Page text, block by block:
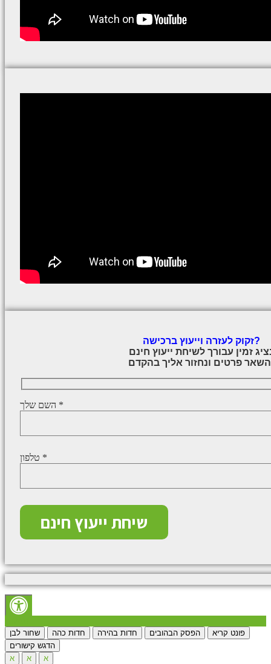
זקוק לעזרה וייעוץ ברכישה?
זמין עבורך לשיחת ייעוץ חינם
השם שלך *
טלפון *
שחור לבן חדות כהה חדות בהירה הפסק הבהובים
פונט קריא
הדגש קישורים
א
א א